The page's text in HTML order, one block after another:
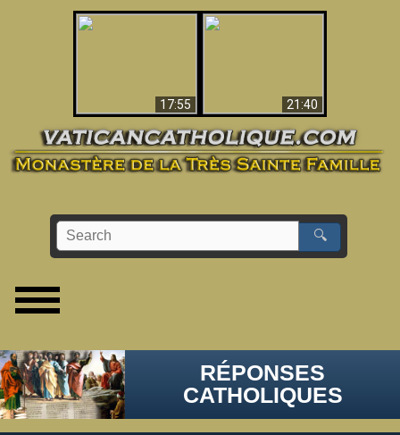
17:55
21:40
🔍
RÉPONSES
CATHOLIQUES